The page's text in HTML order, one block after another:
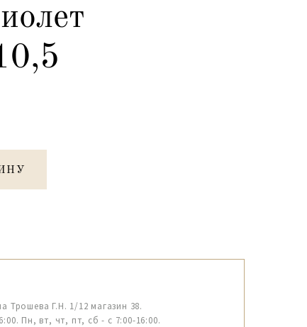
Трошева Г.Н. 1/12 магазин 38.
Пн, вт, чт, пт, сб - с 7:00-16:00.